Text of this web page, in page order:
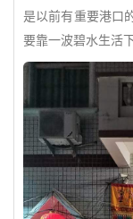
是以前有重要港口
要靠一波碧水生活